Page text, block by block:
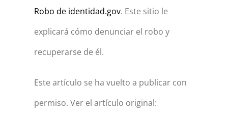
Robo de identidad.gov. Este sitio le
explicará cómo denunciar el robo y
recuperarse de él.
Este artículo se ha vuelto a publicar con
permiso. Ver el artículo original: